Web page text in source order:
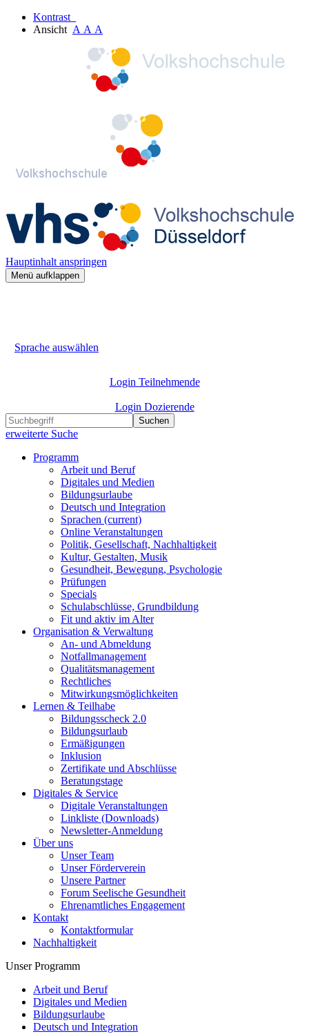
Kontrast
Ansicht A A A
Hauptinhalt anspringen
Menü aufklappen
Sprache auswählen
Login Teilnehmende
Login Dozierende
Suchen
erweiterte Suche
Programm
Arbeit und Beruf
Digitales und Medien
Bildungsurlaube
Deutsch und Integration
Sprachen (current)
Online Veranstaltungen
Politik, Gesellschaft, Nachhaltigkeit
Kultur, Gestalten, Musik
Gesundheit, Bewegung, Psychologie
Prüfungen
Specials
Schulabschlüsse, Grundbildung
Fit und aktiv im Alter
Organisation & Verwaltung
An- und Abmeldung
Notfallmanagement
Qualitätsmanagement
Rechtliches
Mitwirkungsmöglichkeiten
Lernen & Teilhabe
Bildungsscheck 2.0
Bildungsurlaub
Ermäßigungen
Inklusion
Zertifikate und Abschlüsse
Beratungstage
Digitales & Service
Digitale Veranstaltungen
Linkliste (Downloads)
Newsletter-Anmeldung
Über uns
Unser Team
Unser Förderverein
Unsere Partner
Forum Seelische Gesundheit
Ehrenamtliches Engagement
Kontakt
Kontaktformular
Nachhaltigkeit
Unser Programm
Arbeit und Beruf
Digitales und Medien
Bildungsurlaube
Deutsch und Integration